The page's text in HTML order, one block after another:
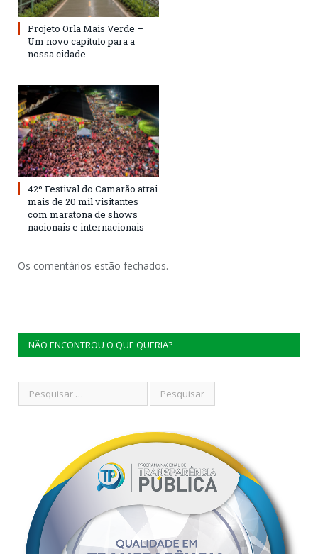
Projeto Orla Mais Verde –
Um novo capítulo para a
nossa cidade
42º Festival do Camarão atrai
mais de 20 mil visitantes
com maratona de shows
nacionais e internacionais
Os comentários estão fechados.
NÃO ENCONTROU O QUE QUERIA?